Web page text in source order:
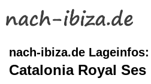
nach-ibiza.de Lageinfos:
Catalonia Royal Ses